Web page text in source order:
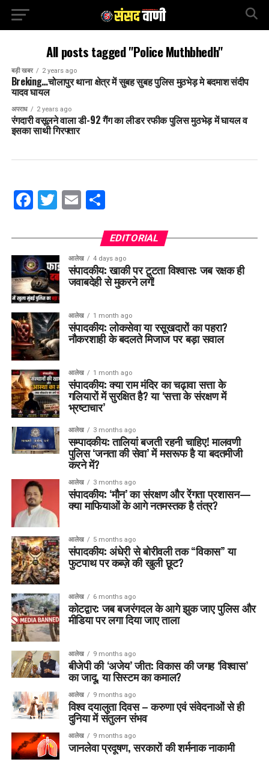
All posts tagged "Police Muthbhedh"
बड़ी खबर 2 years ago
Breking…चोलापुर थाना क्षेत्र में सुबह सुबह पुलिस मुठभेड़ मे बदमाश संदीप
यादव घायल
अपराध 2 years ago
रंगदारी वसूलने वाला डी-92 गैंग का लीडर रफीक पुलिस मुठभेड़ में घायल व
इसका साथी गिरफ्तार
Facebook
Twitter
EmailShare
EDITORIAL
आलेख 4 days ago
संपादकीय: खाकी पर टूटता विश्वास: जब रक्षक ही
जवाबदेही से मुकरने लगें!
आलेख 1 month ago
संपादकीय: लोकसेवा या रसूखदारों का पहरा?
नौकरशाही के बदलते मिजाज पर बड़ा सवाल
आलेख 1 month ago
संपादकीय: क्या राम मंदिर का चढ़ावा सत्ता के
गलियारों में सुरक्षित है? या ‘सत्ता के संरक्षण में
भ्रष्टाचार’
आलेख 3 months ago
सम्पादकीय: तालियां बजती रहनी चाहिए! मालवणी
पुलिस ‘जनता की सेवा’ में मसरूफ है या बदतमीजी
करने में?
आलेख 3 months ago
संपादकीय: ‘मौन’ का संरक्षण और रेंगता प्रशासन—
क्या माफियाओं के आगे नतमस्तक है तंत्र?
आलेख 5 months ago
संपादकीय: अंधेरी से बोरीवली तक “विकास” या
फुटपाथ पर कब्ज़े की खुली छूट?
आलेख 6 months ago
कोटद्वार: जब बजरंगदल के आगे झुक जाए पुलिस और
मीडिया पर लगा दिया जाए ताला
आलेख 9 months ago
बीजेपी की ‘अजेय’ जीत: विकास की जगह ‘विश्वास’
का जादू, या सिस्टम का कमाल?
आलेख 9 months ago
विश्व दयालुता दिवस – करुणा एवं संवेदनाओं से ही
दुनिया में संतुलन संभव
आलेख 9 months ago
जानलेवा प्रदूषण, सरकारों की शर्मनाक नाकामी